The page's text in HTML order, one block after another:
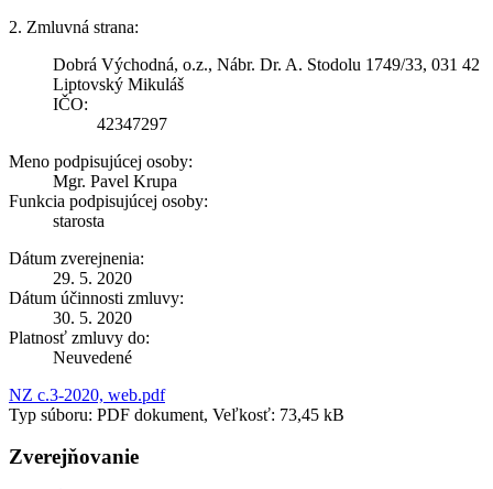
2. Zmluvná strana:
Dobrá Východná, o.z., Nábr. Dr. A. Stodolu 1749/33, 031 42
Liptovský Mikuláš
IČO:
42347297
Meno podpisujúcej osoby:
Mgr. Pavel Krupa
Funkcia podpisujúcej osoby:
starosta
Dátum zverejnenia:
29. 5. 2020
Dátum účinnosti zmluvy:
30. 5. 2020
Platnosť zmluvy do:
Neuvedené
NZ c.3-2020, web.pdf
Typ súboru: PDF dokument, Veľkosť: 73,45 kB
Zverejňovanie